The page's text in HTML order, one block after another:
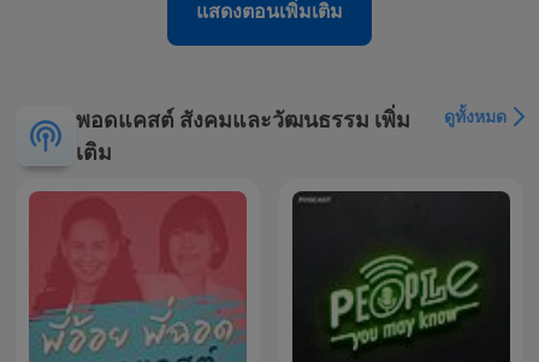
แสดงตอนเพิ่มเติม
พอดแคสต์ สังคมและวัฒนธรรม เพิ่ม
เติม
ดูทั้งหมด